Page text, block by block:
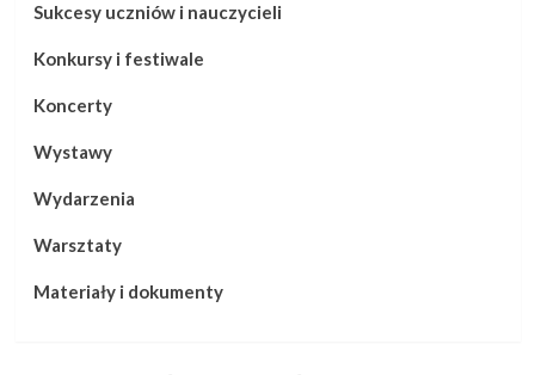
Sukcesy uczniów i nauczycieli
Konkursy i festiwale
Koncerty
Wystawy
Wydarzenia
Warsztaty
Materiały i dokumenty